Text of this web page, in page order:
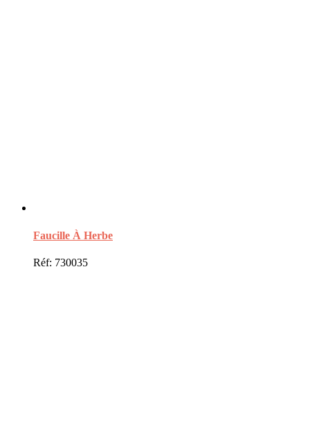
Faucille À Herbe
Réf: 730035